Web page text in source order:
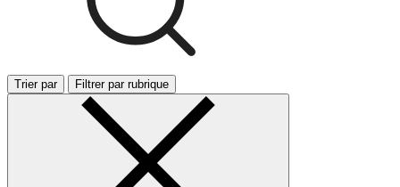
Trier par Filtrer par rubrique